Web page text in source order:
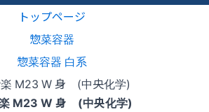
トップページ
惣菜容器
惣菜容器 白系
M23 W 身 (中央化学)
M23 W 身 (中央化学)